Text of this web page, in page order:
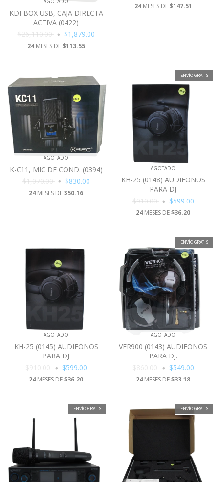
AGOTADO
KDI-BOX USB, CAJA DIRECTA
ACTIVA (0422)
$26,110.00
$1,879.00
24MESES DE$113.55
24MESES DE$147.51
AGOTADO
K-C11, MIC DE COND. (0394)
$1,070.00
$830.00
24 MESES DE$50.16
ENVÍO GRATIS
AGOTADO
KH-25 (0148) AUDIFONOS
PARA DJ
$910.00
$599.00
24 MESES DE$36.20
AGOTADO
KH-25 (0145) AUDIFONOS
PARA DJ
$910.00
$599.00
24 MESES DE$36.20
ENVÍO GRATIS
AGOTADO
VER900 (0143) AUDIFONOS
PARA DJ.
$860.00
$549.00
24 MESES DE$33.18
ENVÍO GRATIS ENVÍO GRATIS